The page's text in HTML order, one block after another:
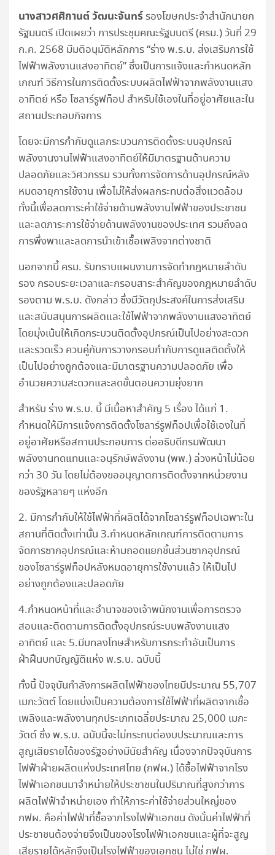
นางสาวศศิกานต์ วัฒนะจันทร์รองโฆษกประจำสำนักนายก
รัฐมนตรี เปิดเผยว่า การประชุมคณะรัฐมนตรี (ครม.) วันที่ 29
ก.ค. 2568 มีมติอนุมัติหลักการ “ร่าง พ.ร.บ. ส่งเสริมการใช้
ไฟฟ้าพลังงานแสงอาทิตย์” ซึ่งเป็นการแจ้งและกำหนดหลัก
เกณฑ์ วิธีการในการติดตั้งระบบผลิตไฟฟ้าจากพลังงานแสง
อาทิตย์ หรือ โซลาร์รูฟท็อป สำหรับใช้เองในที่อยู่อาศัยและใน
สถานประกอบกิจการ
โดยจะมีการกำกับดูแลกระบวนการติดตั้งระบบอุปกรณ์
พลังงานงานไฟฟ้าแสงอาทิตย์ให้มีมาตรฐานด้านความ
ปลอดภัยและวิศวกรรม รวมทั้งการจัดการด้านอุปกรณ์หลัง
หมดอายุการใช้งาน เพื่อไม่ให้ส่งผลกระทบต่อสิ่งแวดล้อม
ทั้งนี้เพื่อลดภาระค่าใช้จ่ายด้านพลังงานไฟฟ้าของประชาชน
และลดภาระการใช้จ่ายด้านพลังงานของประเทศ รวมถึงลด
การพึ่งพาและลดการนำเข้าเชื้อเพลิงจากต่างชาติ
นอกจากนี้ ครม. รับทราบแผนงานการจัดทำกฎหมายลำดับ
รอง กรอบระยะเวลาและกรอบสาระสำคัญของกฎหมายลำดับ
รองตาม พ.ร.บ. ดังกล่าว ซึ่งมีวัตถุประสงค์ในการส่งเสริม
และสนับสนุนการผลิตและใช้ไฟฟ้าจากพลังงานแสงอาทิตย์
โดยมุ่งเน้นให้เกิดกระบวนติดตั้งอุปกรณ์เป็นไปอย่างสะดวก
และรวดเร็ว ควบคู่กับการวางกรอบกำกับการดูแลติดตั้งให้
เป็นไปอย่างถูกต้องและมีมาตรฐานความปลอดภัย เพื่อ
อำนวยความสะดวกและลดขั้นตอนความยุ่งยาก
สำหรับ ร่าง พ.ร.บ. นี้ มีเนื้อหาสำคัญ 5 เรื่อง ได้แก่ 1.
กำหนดให้มีการแจ้งการติดตั้งโซลาร์รูฟท็อปเพื่อใช้เองในที่
อยู่อาศัยหรือสถานประกอบการ ต่ออธิบดีกรมพัฒนา
พลังงานทดแทนและอนุรักษ์พลังงาน (พพ.) ล่วงหน้าไม่น้อย
กว่า 30 วัน โดยไม่ต้องขออนุญาตการติดตั้งจากหน่วยงาน
ของรัฐหลายๆ แห่งอีก
2. มีการกำกับให้ใช้ไฟฟ้าที่ผลิตได้จากโซลาร์รูฟท็อปเฉพาะใน
สถานที่ติดตั้งเท่านั้น 3.กำหนดหลักเกณฑ์การติดตามการ
จัดการซากอุปกรณ์และห้ามถอดแยกชิ้นส่วนซากอุปกรณ์
ของโซลาร์รูฟท็อปหลังหมดอายุการใช้งานแล้ว ให้เป็นไป
อย่างถูกต้องและปลอดภัย
4.กำหนดหน้าที่และอำนาจของเจ้าพนักงานเพื่อการตรวจ
สอบและติดตามการติดตั้งอุปกรณ์ระบบพลังงานแสง
อาทิตย์ และ 5.มีบทลงโทษสำหรับการกระทำอันเป็นการ
ฝ่าฝืนบทบัญญัติแห่ง พ.ร.บ. ฉบับนี้
ทั้งนี้ ปัจจุบันกำลังการผลิตไฟฟ้าของไทยมีประมาณ 55,707
เมกะวัตต์ โดยแบ่งเป็นความต้องการใช้ไฟฟ้าที่ผลิตจากเชื้อ
เพลิงและพลังงานทุกประเภทเฉลี่ยประมาณ 25,000 เมกะ
วัตต์ ซึ่ง พ.ร.บ. ฉบับนี้จะไม่กระทบต่องบประมาณและการ
สูญเสียรายได้ของรัฐอย่างมีนัยสำคัญ เนื่องจากปัจจุบันการ
ไฟฟ้าฝ่ายผลิตแห่งประเทศไทย (กฟผ.) ได้ซื้อไฟฟ้าจากโรง
ไฟฟ้าเอกชนมาจำหน่ายให้ประชาชนในปริมาณที่สูงกว่าการ
ผลิตไฟฟ้าจำหน่ายเอง ทำให้ภาระค่าใช้จ่ายส่วนใหญ่ของ
กฟผ. คือค่าไฟฟ้าที่ซื้อจากโรงไฟฟ้าเอกชน ดังนั้นค่าไฟฟ้าที่
ประชาชนต้องจ่ายจึงเป็นของโรงไฟฟ้าเอกชนและผู้ที่จะสูญ
เสียรายได้หลักจึงเป็นโรงไฟฟ้าของเอกชน ไม่ใช่ กฟผ.